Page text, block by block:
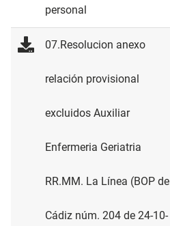
personal
07.Resolucion anexo
relación provisional
excluidos Auxiliar
Enfermeria Geriatria
RR.MM. La Línea (BOP de
Cádiz núm. 204 de 24-10-